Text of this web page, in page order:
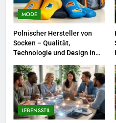
So
in
MODE
1
Socken
und
MODE
2
MODE
Polnischer Hersteller von
Socken – Qualität,
Technologie und Design in
LEBENSSTIL